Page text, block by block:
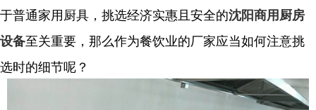
于普通家用厨具，挑选经济实惠且安全的沈阳商用厨房
设备至关重要，那么作为餐饮业的厂家应当如何注意挑
选时的细节呢？